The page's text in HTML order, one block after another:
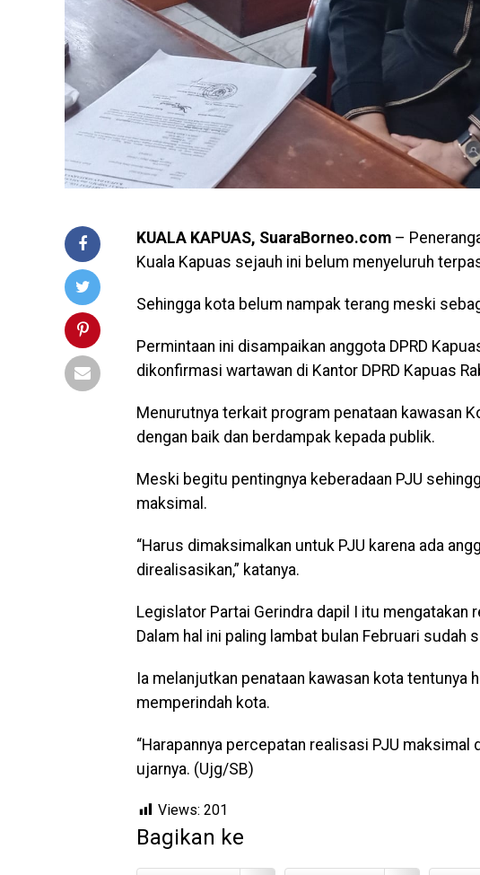
KUALA KAPUAS, SuaraBorneo.com –
Kuala Kapuas sejauh ini belum menyeluruh
Sehingga kota belum nampak terang meski
Permintaan ini disampaikan anggota DPRD
dikonfirmasi wartawan di Kantor DPRD Kapuas
Menurutnya terkait program penataan kawasan
dengan baik dan berdampak kepada publik.
Meski begitu pentingnya keberadaan PJU
maksimal.
“Harus dimaksimalkan untuk PJU karena ada
direalisasikan,” katanya.
Legislator Partai Gerindra dapil I itu mengatakan
Dalam hal ini paling lambat bulan Februari sudah
Ia melanjutkan penataan kawasan kota tentunya
memperindah kota.
“Harapannya percepatan realisasi PJU maksimal
ujarnya. (Ujg/SB)
Views: 201
Bagikan ke